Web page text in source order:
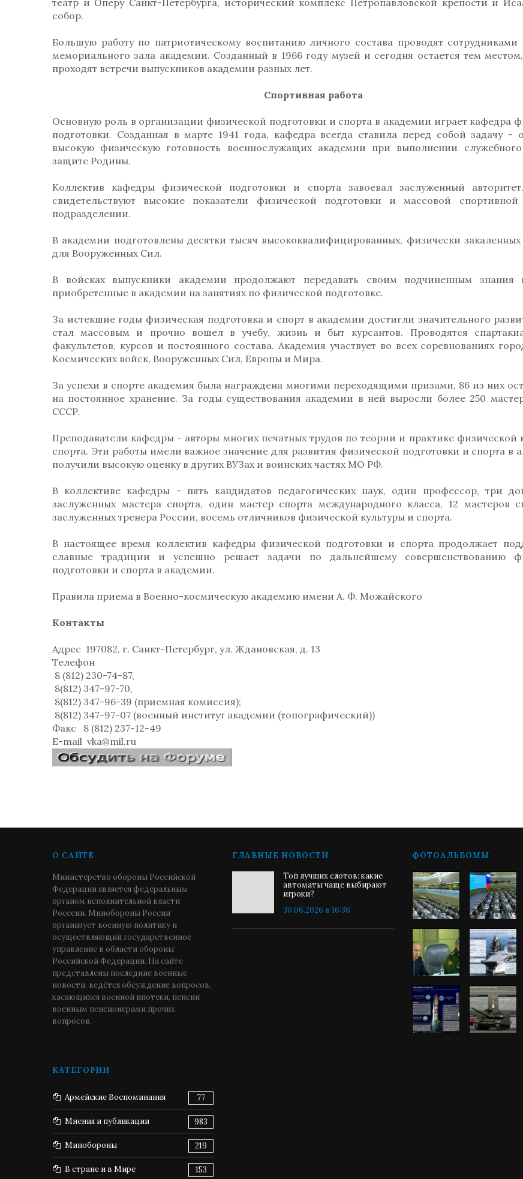
театр и Оперу Санкт-Петербурга, исторический комплекс Петропавловской крепости и
собор.
Большую работу по патриотическому воспитанию личного состава проводят сотрудниками
мемориального зала академии. Созданный в 1966 году музей и сегодня остается тем
проходят встречи выпускников академии разных лет.
Спортивная работа
Основную роль в организации физической подготовки и спорта в академии играет кафедра
подготовки. Созданная в марте 1941 года, кафедра всегда ставила перед собой задачу -
высокую физическую готовность военнослужащих академии при выполнении
защите Родины.
Коллектив кафедры физической подготовки и спорта завоевал заслуженный
свидетельствуют высокие показатели физической подготовки и массовой
подразделении.
В академии подготовлены десятки тысяч высококвалифицированных, физически
для Вооруженных Сил.
В войсках выпускники академии продолжают передавать своим подчиненным знания
приобретенные в академии на занятиях по физической подготовке.
За истекшие годы физическая подготовка и спорт в академии достигли значительного
стал массовым и прочно вошел в учебу, жизнь и быт курсантов. Проводятся
факультетов, курсов и постоянного состава. Академия участвует во всех соревнованиях
Космических войск, Вооруженных Сил, Европы и Мира.
За успехи в спорте академия была награждена многими переходящими призами, 86 из них
на постоянное хранение. За годы существования академии в ней выросли более 250
СССР.
Преподаватели кафедры - авторы многих печатных трудов по теории и практике физической
спорта. Эти работы имели важное значение для развития физической подготовки и спорта в
получили высокую оценку в других ВУЗах и воинских частях МО РФ.
В коллективе кафедры - пять кандидатов педагогических наук, один профессор, три
заслуженных мастера спорта, один мастер спорта международного класса, 12 мастеров
заслуженных тренера России, восемь отличников физической культуры и спорта.
В настоящее время коллектив кафедры физической подготовки и спорта продолжает
славные традиции и успешно решает задачи по дальнейшему совершенствованию
подготовки и спорта в академии.
Правила приема в Военно-космическую академию имени А. Ф. Можайского
Контакты
Адрес 197082, г. Санкт-Петербург, ул. Ждановская, д. 13
Телефон
8 (812) 230-74-87,
8(812) 347-97-70,
8(812) 347-96-39 (приемная комиссия);
8(812) 347-97-07 (военный институт академии (топографический))
Факс
8 (812) 237-12-49
E-mail vka@mil.ru
О САЙТЕ
Министерство обороны Российской
Федерации является федеральным
органом исполнительной власти
Росссии. Минобороны России
организует военную политику и
осуществляющий государственное
управление в области обороны
Российской Федерации. На сайте
представлены последние военные
новости, ведётся обсуждение вопросов,
касающихся военной ипотеки, пенсии
военным пенсионерами прочих
вопросов.
ГЛАВНЫЕ НОВОСТИ
Топ лучших слотов: какие
автоматы чаще выбирают
игроки?
30.06.2026 в 16:36
ФОТОАЛЬБОМЫ
КАТЕГОРИИ
Армейские Воспоминания 77
Мнения и публикации 983
Минобороны 219
В стране и в Мире 153